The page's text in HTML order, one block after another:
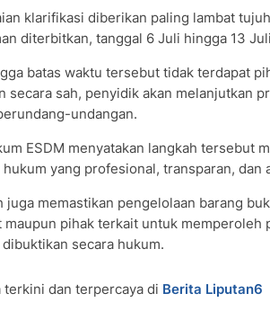
klarifikasi diberikan paling lambat
diterbitkan, tanggal 6 Juli hingga 13
batas waktu tersebut tidak terdapat
secara sah, penyidik akan melanjutkan
undangan.
ESDM menyatakan langkah tersebut
hukum yang profesional, transparan, dan
juga memastikan pengelolaan barang
maupun pihak terkait untuk memperoleh
secara hukum.
terkini dan terpercaya di Berita Liputan6